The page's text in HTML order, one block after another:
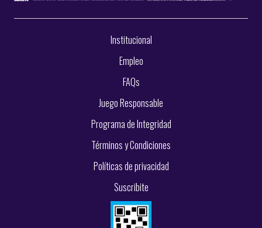
Institucional
Empleo
FAQs
Juego Responsable
Programa de Integridad
Términos y Condiciones
Políticas de privacidad
Suscribite